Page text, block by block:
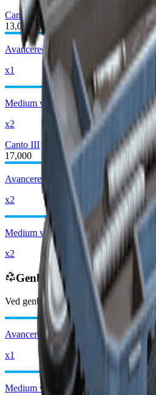
Canto II
Canto III
13,000
Avancerede mekaniske komponenter
x1
Medium våbendele
x2
Canto III
Canto IV
17,000
Avancerede mekaniske komponenter
x2
Medium våbendele
x2
Genbruges til
Ved genbrug modtager du -3850 mindre
Avancerede mekaniske komponenter
x1
Medium våbendele